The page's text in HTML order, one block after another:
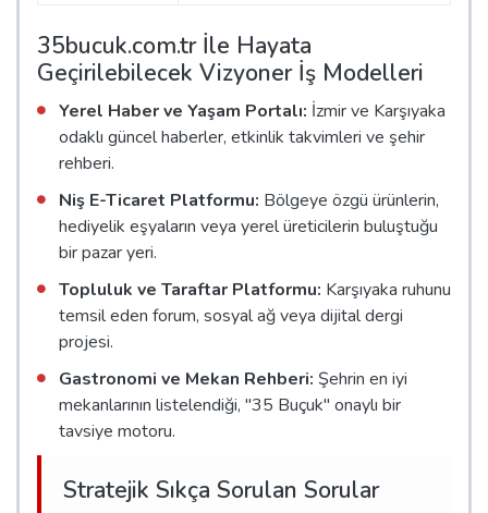
35bucuk.com.tr İle Hayata
Geçirilebilecek Vizyoner İş Modelleri
Yerel Haber ve Yaşam Portalı: İzmir ve Karşıyaka
odaklı güncel haberler, etkinlik takvimleri ve şehir
rehberi.
Niş E-Ticaret Platformu: Bölgeye özgü ürünlerin,
hediyelik eşyaların veya yerel üreticilerin buluştuğu
bir pazar yeri.
Topluluk ve Taraftar Platformu: Karşıyaka ruhunu
temsil eden forum, sosyal ağ veya dijital dergi
projesi.
Gastronomi ve Mekan Rehberi: Şehrin en iyi
mekanlarının listelendiği, "35 Buçuk" onaylı bir
tavsiye motoru.
Stratejik Sıkça Sorulan Sorular